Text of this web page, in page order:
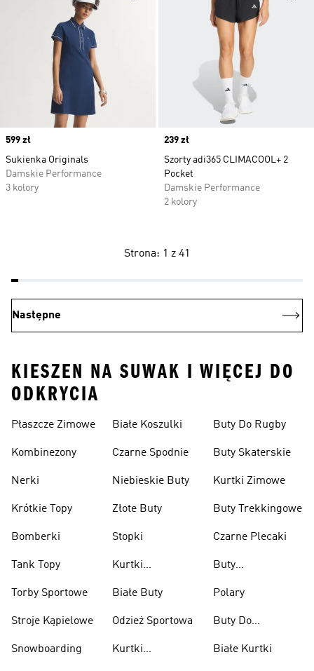
Price
599 zł
Sukienka Originals
Damskie Performance
3 kolory
Price
239 zł
Szorty adi365 CLIMACOOL+ 2
Pocket
Damskie Performance
2 kolory
Strona: 1 z 41
Następne
KIESZEN NA SUWAK I WIĘCEJ DO
ODKRYCIA
Płaszcze Zimowe
Kombinezony
Nerki
Krótkie Topy
Bomberki
Tank Topy
Torby Sportowe
Stroje Kąpielowe
Snowboarding
Białe Koszulki
Czarne Spodnie
Niebieskie Buty
Złote Buty
Stopki
Kurtki
Białe Buty
Odzież Sportowa
Kurtki
Buty Do Rugby
Buty Skaterskie
Kurtki Zimowe
Buty Trekkingowe
Czarne Plecaki
Buty
Polary
Buty Do
Ciężarów
Białe Kurtki